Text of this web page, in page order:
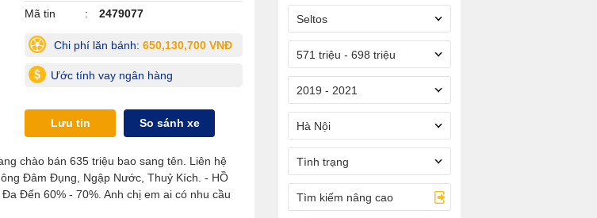
Mã tin
2479077
Chi phí lăn bánh: 650,130,700 VNĐ
Ước tính vay ngân hàng
Lưu tin So sánh xe
chào bán 635 triệu bao sang tên. Liên hệ
Đâm Đụng, Ngập Nước, Thuỷ Kích. - HỒ
Đến 60% - 70%. Anh chị em ai có nhu cầu
Seltos
571 triệu - 698 triệu
2019 - 2021
Hà Nội
Tình trạng
Tìm kiếm nâng cao